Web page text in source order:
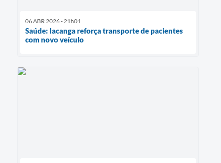
06 ABR 2026 - 21h01
Saúde: Iacanga reforça transporte de pacientes
com novo veículo